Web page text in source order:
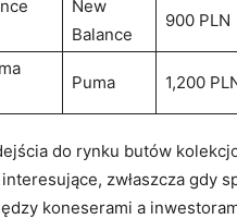
New
Balance
900 PLN
Puma 1,200
do rynku butów
zwłaszcza gdy
koneserami a